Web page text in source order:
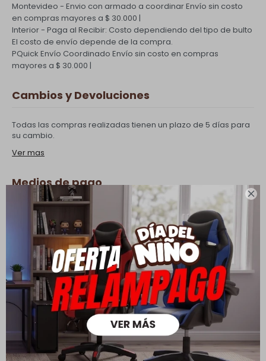

Montevideo - Envio con armado a coordinarEnvío sin costo
en compras mayores a $ 30.000 |
Interior - Paga al Recibir: Costo dependiendo del tipo de bulto
El costo de envío depende de la compra.
PQuick Envío Coordinado Envío sin costo en compras
mayores a $ 30.000 |
Cambios y Devoluciones
Todas las compras realizadas tienen un plazo de 5 días para
su cambio.
Ver mas
Medios de pago
Productos que te pueden interesar